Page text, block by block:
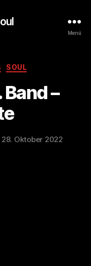
Menü
SOUL
Band –
28. Oktober 2022